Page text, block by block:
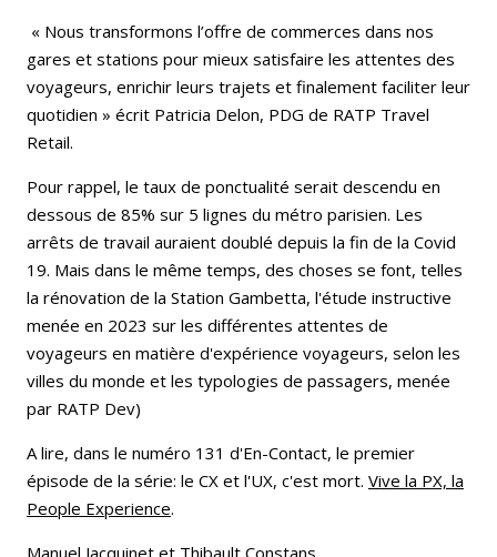
« Nous transformons l’offre de commerces dans nos
gares et stations pour mieux satisfaire les attentes des
voyageurs, enrichir leurs trajets et finalement faciliter leur
quotidien » écrit Patricia Delon, PDG de RATP Travel
Retail.
Pour rappel, le taux de ponctualité serait descendu en
dessous de 85% sur 5 lignes du métro parisien. Les
arrêts de travail auraient doublé depuis la fin de la Covid
19. Mais dans le même temps, des choses se font, telles
la rénovation de la Station Gambetta, l'étude instructive
menée en 2023 sur les différentes attentes de
voyageurs en matière d'expérience voyageurs, selon les
villes du monde et les typologies de passagers, menée
par RATP Dev)
A lire, dans le numéro 131 d'En-Contact, le premier
épisode de la série: le CX et l'UX, c'est mort. Vive la PX, la
People Experience.